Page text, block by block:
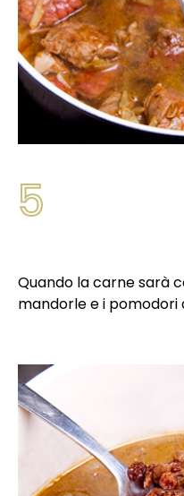
5
Quando la carne sarà
mandorle e i pomodori